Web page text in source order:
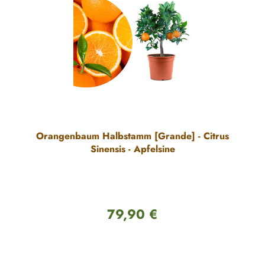
Orangenbaum Halbstamm [Grande] - Citrus
Sinensis - Apfelsine
Regulärer Preis:
79,90 €